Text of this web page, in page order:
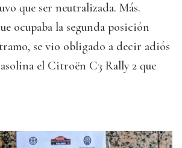
que ser neutralizada. Más.
ocupaba la segunda posición
se vio obligado a decir adiós
el Citroën C3 Rally 2 que